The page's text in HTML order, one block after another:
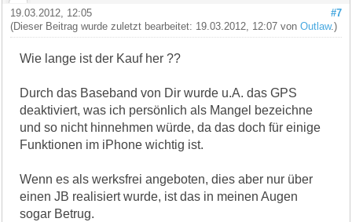
#7
19.03.2012, 12:05
(Dieser Beitrag wurde zuletzt bearbeitet: 19.03.2012, 12:07 vonOutlaw.)
Wie lange ist der Kauf her ??
Durch das Baseband von Dir wurde u.A. das GPS
deaktiviert, was ich persönlich als Mangel bezeichne
und so nicht hinnehmen würde, da das doch für einige
Funktionen im iPhone wichtig ist.
Wenn es als werksfrei angeboten, dies aber nur über
einen JB realisiert wurde, ist das in meinen Augen
sogar Betrug.